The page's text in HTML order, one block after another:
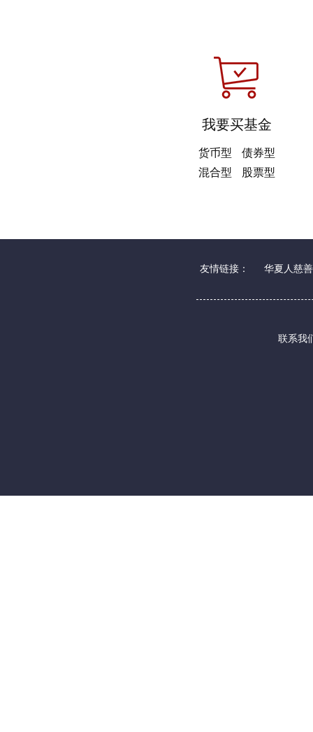
我要买基金
货币型
债券型
混合型
股票型
友情链接： 华夏人慈
联系我